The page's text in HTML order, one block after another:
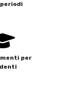
per